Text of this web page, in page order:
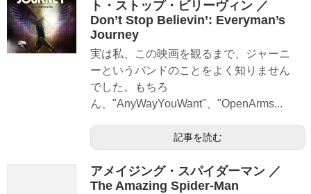
ト・ストップ・ビリーヴィン ／
Don’t Stop Believin’: Everyman’s
Journey
実は私、この映画を観るまで、ジャーニ
ーというバンドのことをよく知りません
でした。もちろ
ん、"AnyWayYouWant"、"OpenArms...
記事を読む
アメイジング・スパイダーマン ／
The Amazing Spider-Man